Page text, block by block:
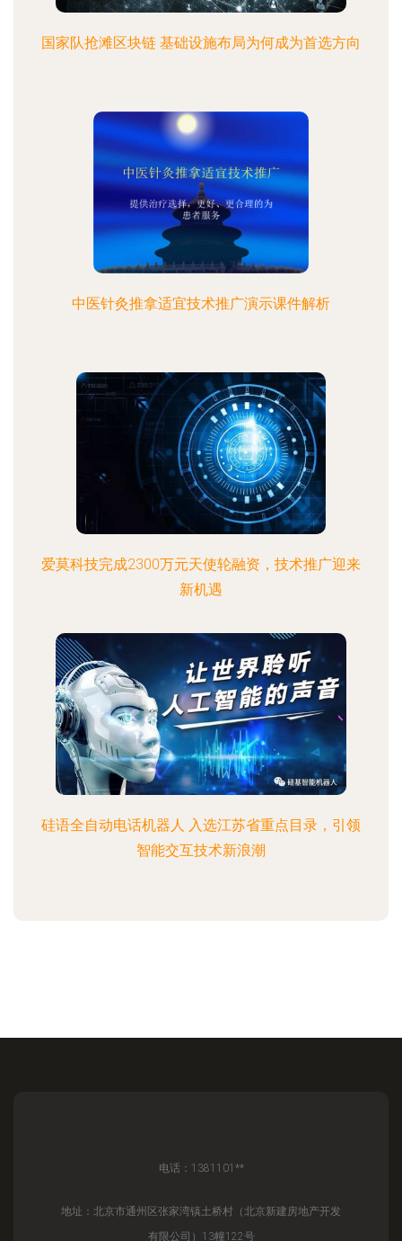
国家队抢滩区块链 基础设施布局为何成为首选方向
中医针灸推拿适宜技术推广演示课件解析
爱莫科技完成2300万元天使轮融资，技术推广迎来
新机遇
硅语全自动电话机器人 入选江苏省重点目录，引领
智能交互技术新浪潮
电话：1381101**
地址：北京市通州区张家湾镇土桥村（北京新建房地产开发
有限公司）13幢122号